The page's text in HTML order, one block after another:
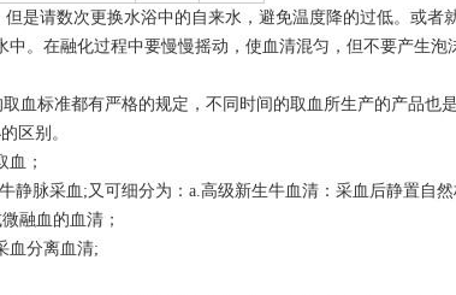
是请数次更换水浴中的自来水，避免温度降的过低。或者
中。在融化过程中要慢慢摇动，使血清混匀，但不要产生泡
血标准都有严格的规定，不同时间的取血所生产的产品也
区别。
血；
静脉采血;又可细分为：a.高级新生牛血清：采血后静置自
融血的血清；
血分离血清;